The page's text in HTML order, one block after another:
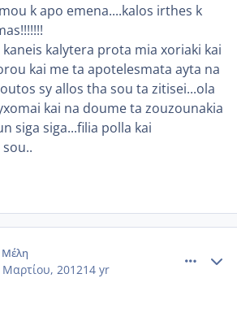
k apo emena....kalos irthes k
kalytera prota mia xoriaki kai
kai me ta apotelesmata ayta na
sy allos tha sou ta zitisei...ola
kai na doume ta zouzounakia
siga siga...filia polla kai
Μέλη
Μαρτίου, 201214 yr